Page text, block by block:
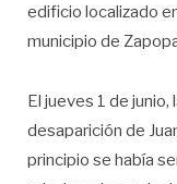
edificio localizado
municipio de
El jueves 1 de
desaparición de
principio se había